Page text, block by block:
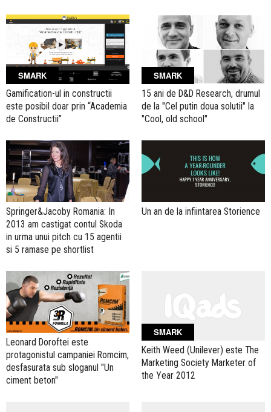
SMARK
Gamification-ul in constructii
este posibil doar prin “Academia
de Constructii”
SMARK
15 ani de D&D Research, drumul
de la "Cel putin doua solutii" la
"Cool, old school"
Springer&Jacoby Romania: In
2013 am castigat contul Skoda
in urma unui pitch cu 15 agentii
si 5 ramase pe shortlist
Un an de la infiintarea Storience
Leonard Doroftei este
protagonistul campaniei Romcim,
desfasurata sub sloganul "Un
ciment beton"
SMARK
Keith Weed (Unilever) este The
Marketing Society Marketer of
the Year 2012